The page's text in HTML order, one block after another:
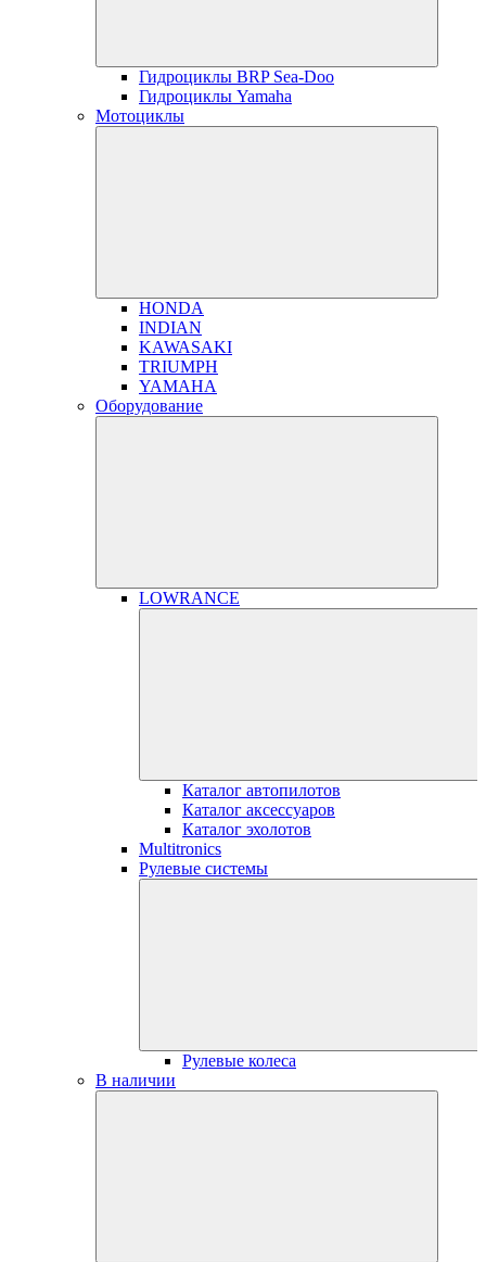
Гидроциклы BRP Sea-Doo
Гидроциклы Yamaha
Мотоциклы
HONDA
INDIAN
KAWASAKI
TRIUMPH
YAMAHA
Оборудование
LOWRANCE
Каталог автопилотов
Каталог аксессуаров
Каталог эхолотов
Multitronics
Рулевые системы
Рулевые колеса
В наличии